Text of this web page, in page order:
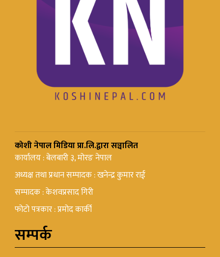
कोशी नेपाल मिडिया प्रा.लि.द्वारा सञ्चालित
कार्यालय : बेलबारी ३, मोरङ नेपाल
अध्यक्ष तथा प्रधान सम्पादक : खनेन्द्र कुमार राई
सम्पादक : केशवप्रसाद गिरी
फोटो पत्रकार : प्रमोद कार्की
सम्पर्क